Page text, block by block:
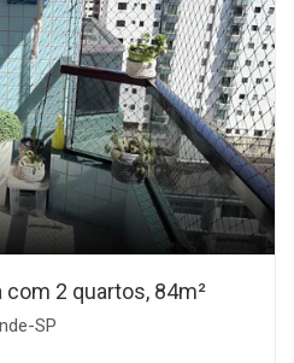
2 quartos, 84m²
SP